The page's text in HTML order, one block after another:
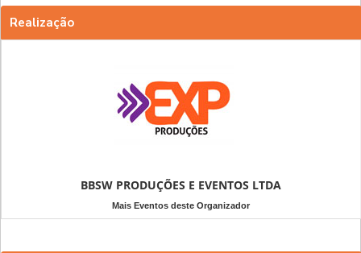
Realização
BBSW PRODUÇÕES E EVENTOS LTDA
Mais Eventos deste Organizador